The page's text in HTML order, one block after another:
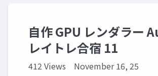
自作 GPU レンダラー
レイトレ合宿 11
412 Views November 16, 25